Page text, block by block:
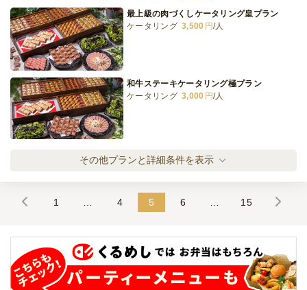
最上級の肉づくしケータリング皇プラン
ケータリング 3,500 円/人
和牛ステーキケータリング極プラン
ケータリング 3,000 円/人
肉絨毯デリバリー梅プラン
オードブル
1,000円/人
オードブル
1,500円/人
その他プランと詳細条件を表示
1 4 5 6 15